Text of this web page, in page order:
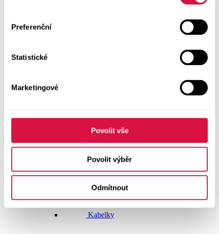
Preferenční
Statistické
Marketingové
Povolit vše
Povolit výběr
Odmítnout
Boty GEOX
Pásky
Peněženky
Kabelky